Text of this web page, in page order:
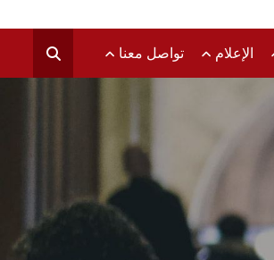
الإعلام تواصل معنا